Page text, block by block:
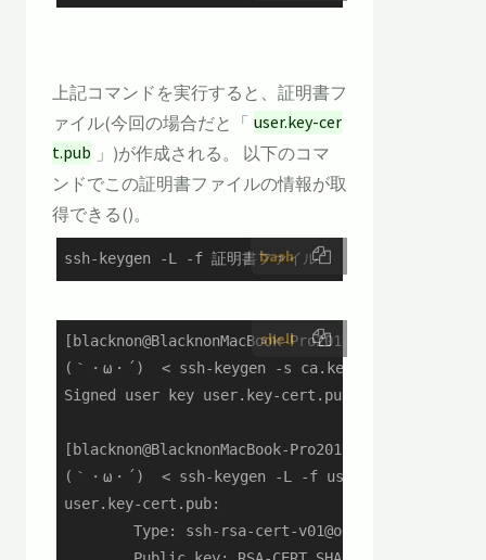
上記コマンドを実行すると、証明書フ
ァイル(今回の場合だと「 user.key-cer
t.pub 」)が作成される。 以下のコマ
ンドでこの証明書ファイルの情報が取
得できる()。
bash
ssh-keygen -L -f 証明書ファイル
shell
[blacknon@BlacknonMacBook-Pro2018][~/.ssh]
(｀・ω・´)  < ssh-keygen -s ca.key -I test-
Signed user key user.key-cert.pub: id "test-
[blacknon@BlacknonMacBook-Pro2018][~/.ssh]
(｀・ω・´)  < ssh-keygen -L -f user.key-cert.pub
user.key-cert.pub:
Type: ssh-rsa-cert-v01@openssh.com user